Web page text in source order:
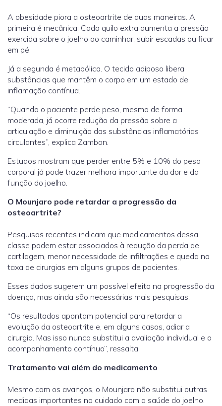
A obesidade piora a osteoartrite de duas maneiras. A
primeira é mecânica. Cada quilo extra aumenta a pressão
exercida sobre o joelho ao caminhar, subir escadas ou ficar
em pé.
Já a segunda é metabólica. O tecido adiposo libera
substâncias que mantêm o corpo em um estado de
inflamação contínua.
“Quando o paciente perde peso, mesmo de forma
moderada, já ocorre redução da pressão sobre a
articulação e diminuição das substâncias inflamatórias
circulantes”, explica Zambon.
Estudos mostram que perder entre 5% e 10% do peso
corporal já pode trazer melhora importante da dor e da
função do joelho.
O Mounjaro pode retardar a progressão da
osteoartrite?
Pesquisas recentes indicam que medicamentos dessa
classe podem estar associados à redução da perda de
cartilagem, menor necessidade de infiltrações e queda na
taxa de cirurgias em alguns grupos de pacientes.
Esses dados sugerem um possível efeito na progressão da
doença, mas ainda são necessárias mais pesquisas.
“Os resultados apontam potencial para retardar a
evolução da osteoartrite e, em alguns casos, adiar a
cirurgia. Mas isso nunca substitui a avaliação individual e o
acompanhamento contínuo”, ressalta.
Tratamento vai além do medicamento
Mesmo com os avanços, o Mounjaro não substitui outras
medidas importantes no cuidado com a saúde do joelho.